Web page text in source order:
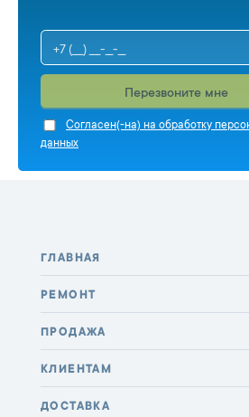
Перезвоните мне
Cогласен(-на) на обработку
данных
ГЛАВНАЯ
РЕМОНТ
ПРОДАЖА
КЛИЕНТАМ
ДОСТАВКА